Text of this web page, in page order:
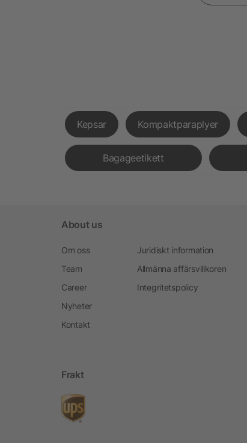
Kepsar Kompaktparaplyer
Bagageetikett
About us
Om oss
Team
Career
Nyheter
Kontakt
Juridiskt information
Allmänna affärsvillkoren
Integritetspolicy
Frakt